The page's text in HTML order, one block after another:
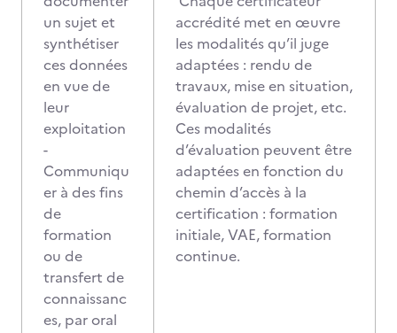
un sujet et
synthétiser
ces données
en vue de
leur
exploitation
-
Communiqu
er à des fins
de
formation
ou de
transfert de
connaissanc
es, par oral
accrédité met en œuvre
les modalités qu’il juge
adaptées : rendu de
travaux, mise en situation,
évaluation de projet, etc.
Ces modalités
d’évaluation peuvent être
adaptées en fonction du
chemin d’accès à la
certification : formation
initiale, VAE, formation
continue.